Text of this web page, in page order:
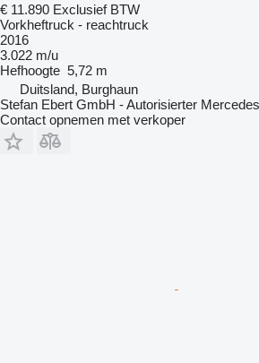
€ 11.890 Exclusief BTW
Vorkheftruck - reachtruck
2016
3.022 m/u
Hefhoogte 5,72 m
Duitsland, Burghaun
Stefan Ebert GmbH - Autorisierter
Contact opnemen met verkoper